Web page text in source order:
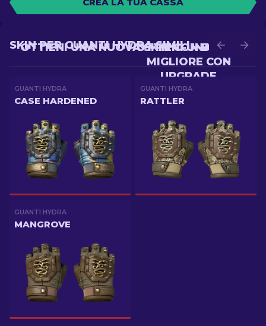
OTTIENI UNA SKIN
MIGLIORE CON
UPGRADE
OTTIENI UNA NUOVA SKIN CON BATTLE
SKIN PER GUANTI HYDRA SIMILI
GUANTI HYDRA
CASE HARDENED
GUANTI HYDRA
RATTLER
GUANTI HYDRA
MANGROVE